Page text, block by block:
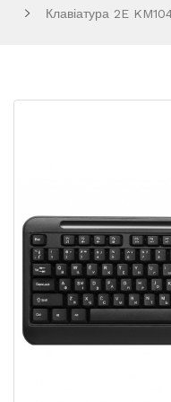
Клавіатура 2E